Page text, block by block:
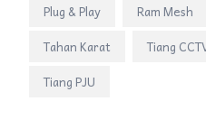
Plug & Play
Ram Mesh
Tahan Karat
Tiang
Tiang PJU